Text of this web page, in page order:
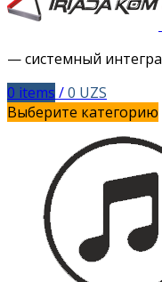
Vimeo
— системный
0 items /0 UZS
Выберите категорию